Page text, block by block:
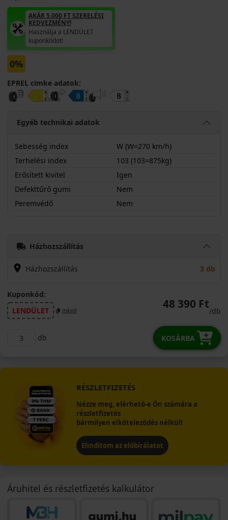
AKÁR 5.000 FT SZERELÉSI
KEDVEZMÉNY!
Használja a LENDÜLET
kuponkódot!
0%
EPREL cimke adatok:
Egyéb technikai adatok
Sebesség index
W (W=270 km/h)
Terhelési index
103 (103=875kg)
Erősített kivitel
Igen
Defekttűrő gumi
Nem
Peremvédő
Nem
Házhozszállítás
Házhozszállítás 3 db
Kuponkód:
LENDÜLET
másol 48 390 Ft
/db
db KOSÁRBA
RÉSZLETFIZETÉS
Nézze meg, elérhető-e Ön számára a
részletfizetés
bármilyen elköteleződés nélkül!
Elindítom az előbírálatot
Áruhitel és részletfizetés kalkulátor